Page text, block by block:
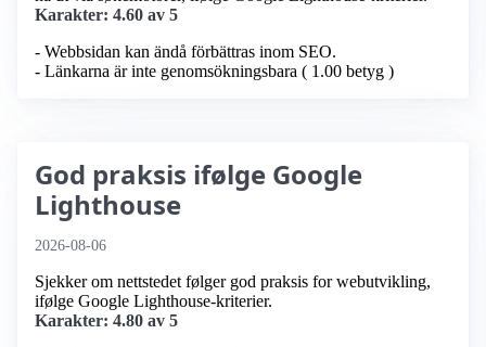
Karakter: 4.60 av 5
- Webbsidan kan ändå förbättras inom SEO.
- Länkarna är inte genomsökningsbara ( 1.00 betyg )
God praksis ifølge Google
Lighthouse
2026-08-06
Sjekker om nettstedet følger god praksis for webutvikling,
ifølge Google Lighthouse-kriterier.
Karakter: 4.80 av 5